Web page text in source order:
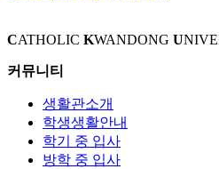
CATHOLIC KWANDONG U
커뮤니티
생활관소개
학생생활안내
학기 중 입사
방학 중 입사